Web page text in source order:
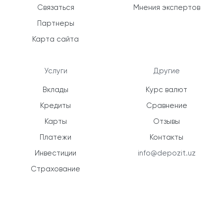
Связаться
Партнеры
Карта сайта
Услуги
Вклады
Кредиты
Карты
Платежи
Инвестиции
Страхование
Мнения экспертов
Другие
Курс валют
Сравнение
Отзывы
Контакты
info@depozit.uz